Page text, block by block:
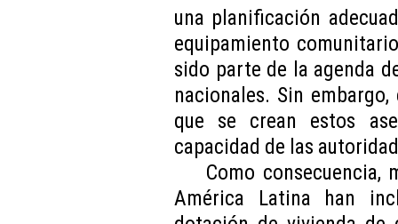
una planificación
equipamiento
sido parte de la agenda
nacionales. Sin
que se crean estos
capacidad de las
Como consecuencia,
América Latina han